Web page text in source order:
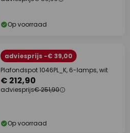
Op voorraad
adviesprijs -€ 39,00
Plafondspot 1046PL_K, 6-lamps, wit
€ 212,90
adviesprijs€ 251,90
Op voorraad